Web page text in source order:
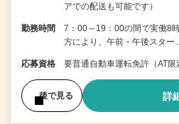
アでの配送も可能です）
勤務時間
7：00～19：00の間で実働8
方により、午前・午後スタ
応募資格 要普通自動車運転免許（AT
後で見る 詳